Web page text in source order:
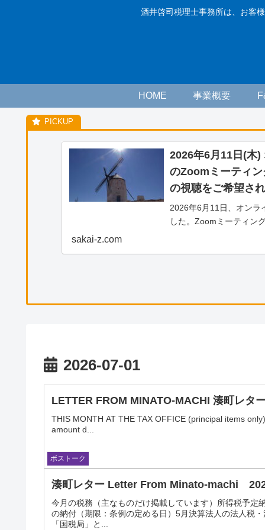
酒井啓司税理士事務所は、お客
HOME 事業概要
2026年6月11日(木)
のZoomミーティ
の視聴をご希望さ
2026年6月11日、オンラ
した。Zoomミーティン
sakai-z.com
2026-07-01
LETTER FROM MINATO-MACHI 湊町レタ
THIS MONTH AT THE TAX OFFICE (principal items
amount d...
ボストーク
湊町レター Letter From Minato-machi
今⽉の税務（主なものだけ掲載しています）所得税予
の納付（期限：条例の定める⽇）5⽉決算法⼈の法⼈税
「国税局」と...